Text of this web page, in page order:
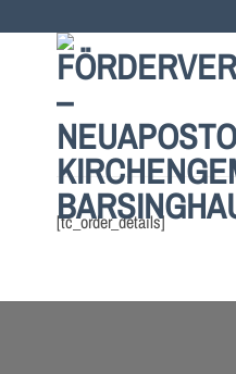
Inhalt
[tc_order_details]